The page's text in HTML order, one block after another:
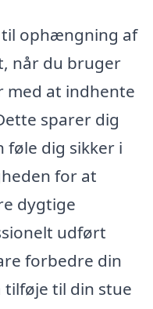
ophængning af
når du bruger
at indhente
sparer dig
dig sikker i
for at
dygtige
udført
forbedre din
tilføje til din stue